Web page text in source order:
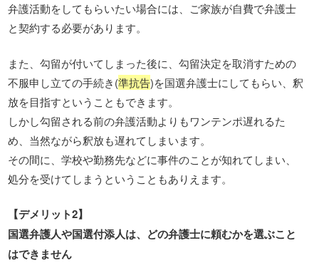
弁護活動をしてもらいたい場合には、ご家族が自費で弁護士
と契約する必要があります。
また、勾留が付いてしまった後に、勾留決定を取消すための
不服申し立ての手続き(準抗告)を国選弁護士にしてもらい、釈
放を目指すということもできます。
しかし勾留される前の弁護活動よりもワンテンポ遅れるた
め、当然ながら釈放も遅れてしまいます。
その間に、学校や勤務先などに事件のことが知れてしまい、
処分を受けてしまうということもありえます。
【デメリット2】
国選弁護人や国選付添人は、どの弁護士に頼むかを選ぶこと
はできません